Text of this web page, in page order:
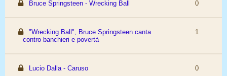
Bruce Springsteen - Wrecking Ball 0
"Wrecking Ball", Bruce Springsteen canta
contro banchieri e povertà
1
Lucio Dalla - Caruso 0